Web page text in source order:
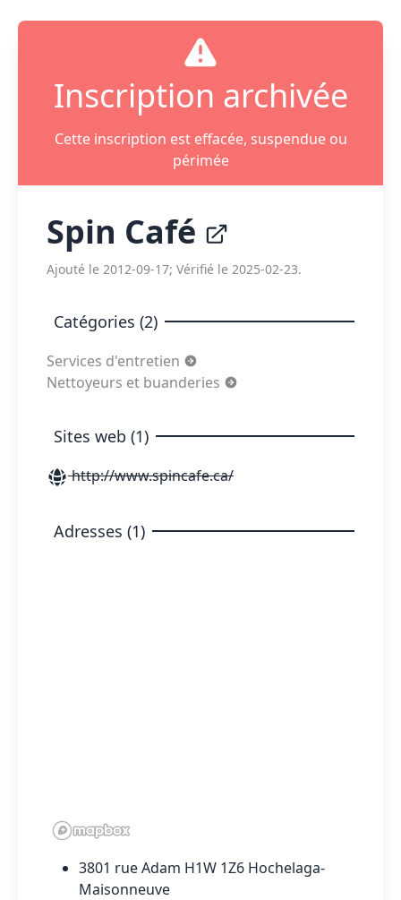
Inscription archivée
Cette inscription est effacée, suspendue ou
périmée
Spin Café
Ajouté le 2012-09-17; Vérifié le 2025-02-23.
Catégories (2)
Services d'entretien
Nettoyeurs et buanderies
Sites web (1)
http://www.spincafe.ca/
Adresses (1)
3801 rue Adam H1W 1Z6 Hochelaga-
Maisonneuve